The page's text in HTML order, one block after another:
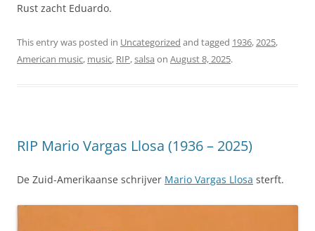
Rust zacht Eduardo.
This entry was posted in Uncategorized and tagged 1936,2025,
American music, music, RIP,salsa on August 8, 2025.
RIP Mario Vargas Llosa (1936 – 2025)
De Zuid-Amerikaanse schrijver Mario Vargas Llosa sterft.